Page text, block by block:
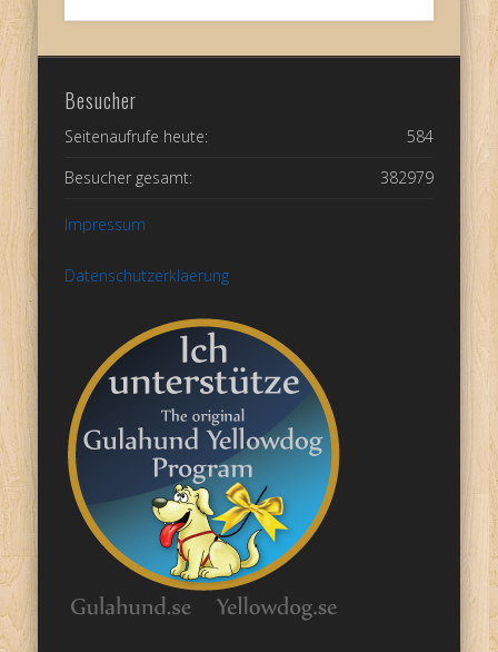
Besucher
584
Seitenaufrufe heute:
382979
Besucher gesamt:
Impressum
Datenschutzerklaerung